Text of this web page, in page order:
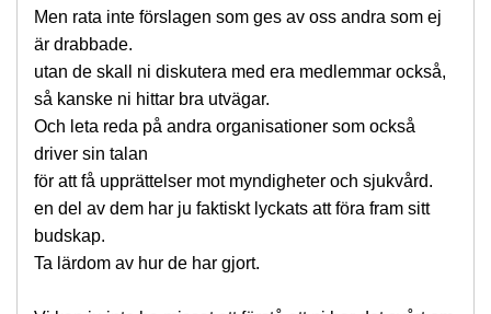
Men rata inte förslagen som ges av oss andra som ej
är drabbade.
utan de skall ni diskutera med era medlemmar också,
så kanske ni hittar bra utvägar.
Och leta reda på andra organisationer som också
driver sin talan
för att få upprättelser mot myndigheter och sjukvård.
en del av dem har ju faktiskt lyckats att föra fram sitt
budskap.
Ta lärdom av hur de har gjort.